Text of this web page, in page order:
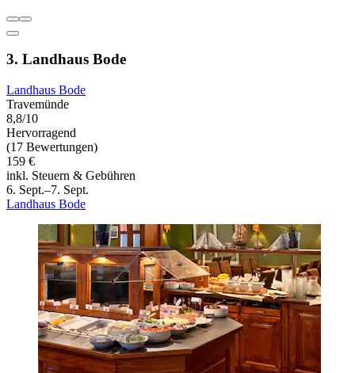
3. Landhaus Bode
Landhaus Bode
Travemünde
8,8/10
Hervorragend
(17 Bewertungen)
159 €
inkl. Steuern & Gebühren
6. Sept.–7. Sept.
Landhaus Bode